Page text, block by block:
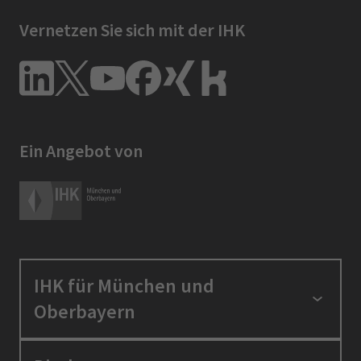
Vernetzen Sie sich mit der IHK
Ein Angebot von
IHK für München und
Oberbayern